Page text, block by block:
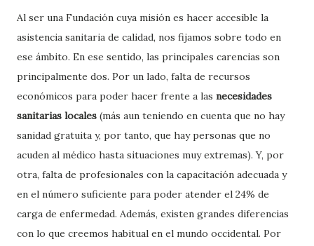
Al ser una Fundación cuya misión es hacer accesible la
asistencia sanitaria de calidad, nos fijamos sobre todo en
ese ámbito. En ese sentido, las principales carencias son
principalmente dos. Por un lado, falta de recursos
económicos para poder hacer frente a las necesidades
sanitarias locales (más aun teniendo en cuenta que no hay
sanidad gratuita y, por tanto, que hay personas que no
acuden al médico hasta situaciones muy extremas). Y, por
otra, falta de profesionales con la capacitación adecuada y
en el número suficiente para poder atender el 24% de
carga de enfermedad. Además, existen grandes diferencias
con lo que creemos habitual en el mundo occidental. Por